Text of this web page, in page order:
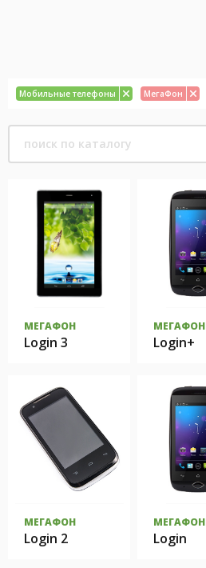
Мобильные телефоны МегаФон
МЕГАФОН
Login 3
МЕГАФОН
Login+
МЕГАФОН
Login 2
МЕГАФОН
Login